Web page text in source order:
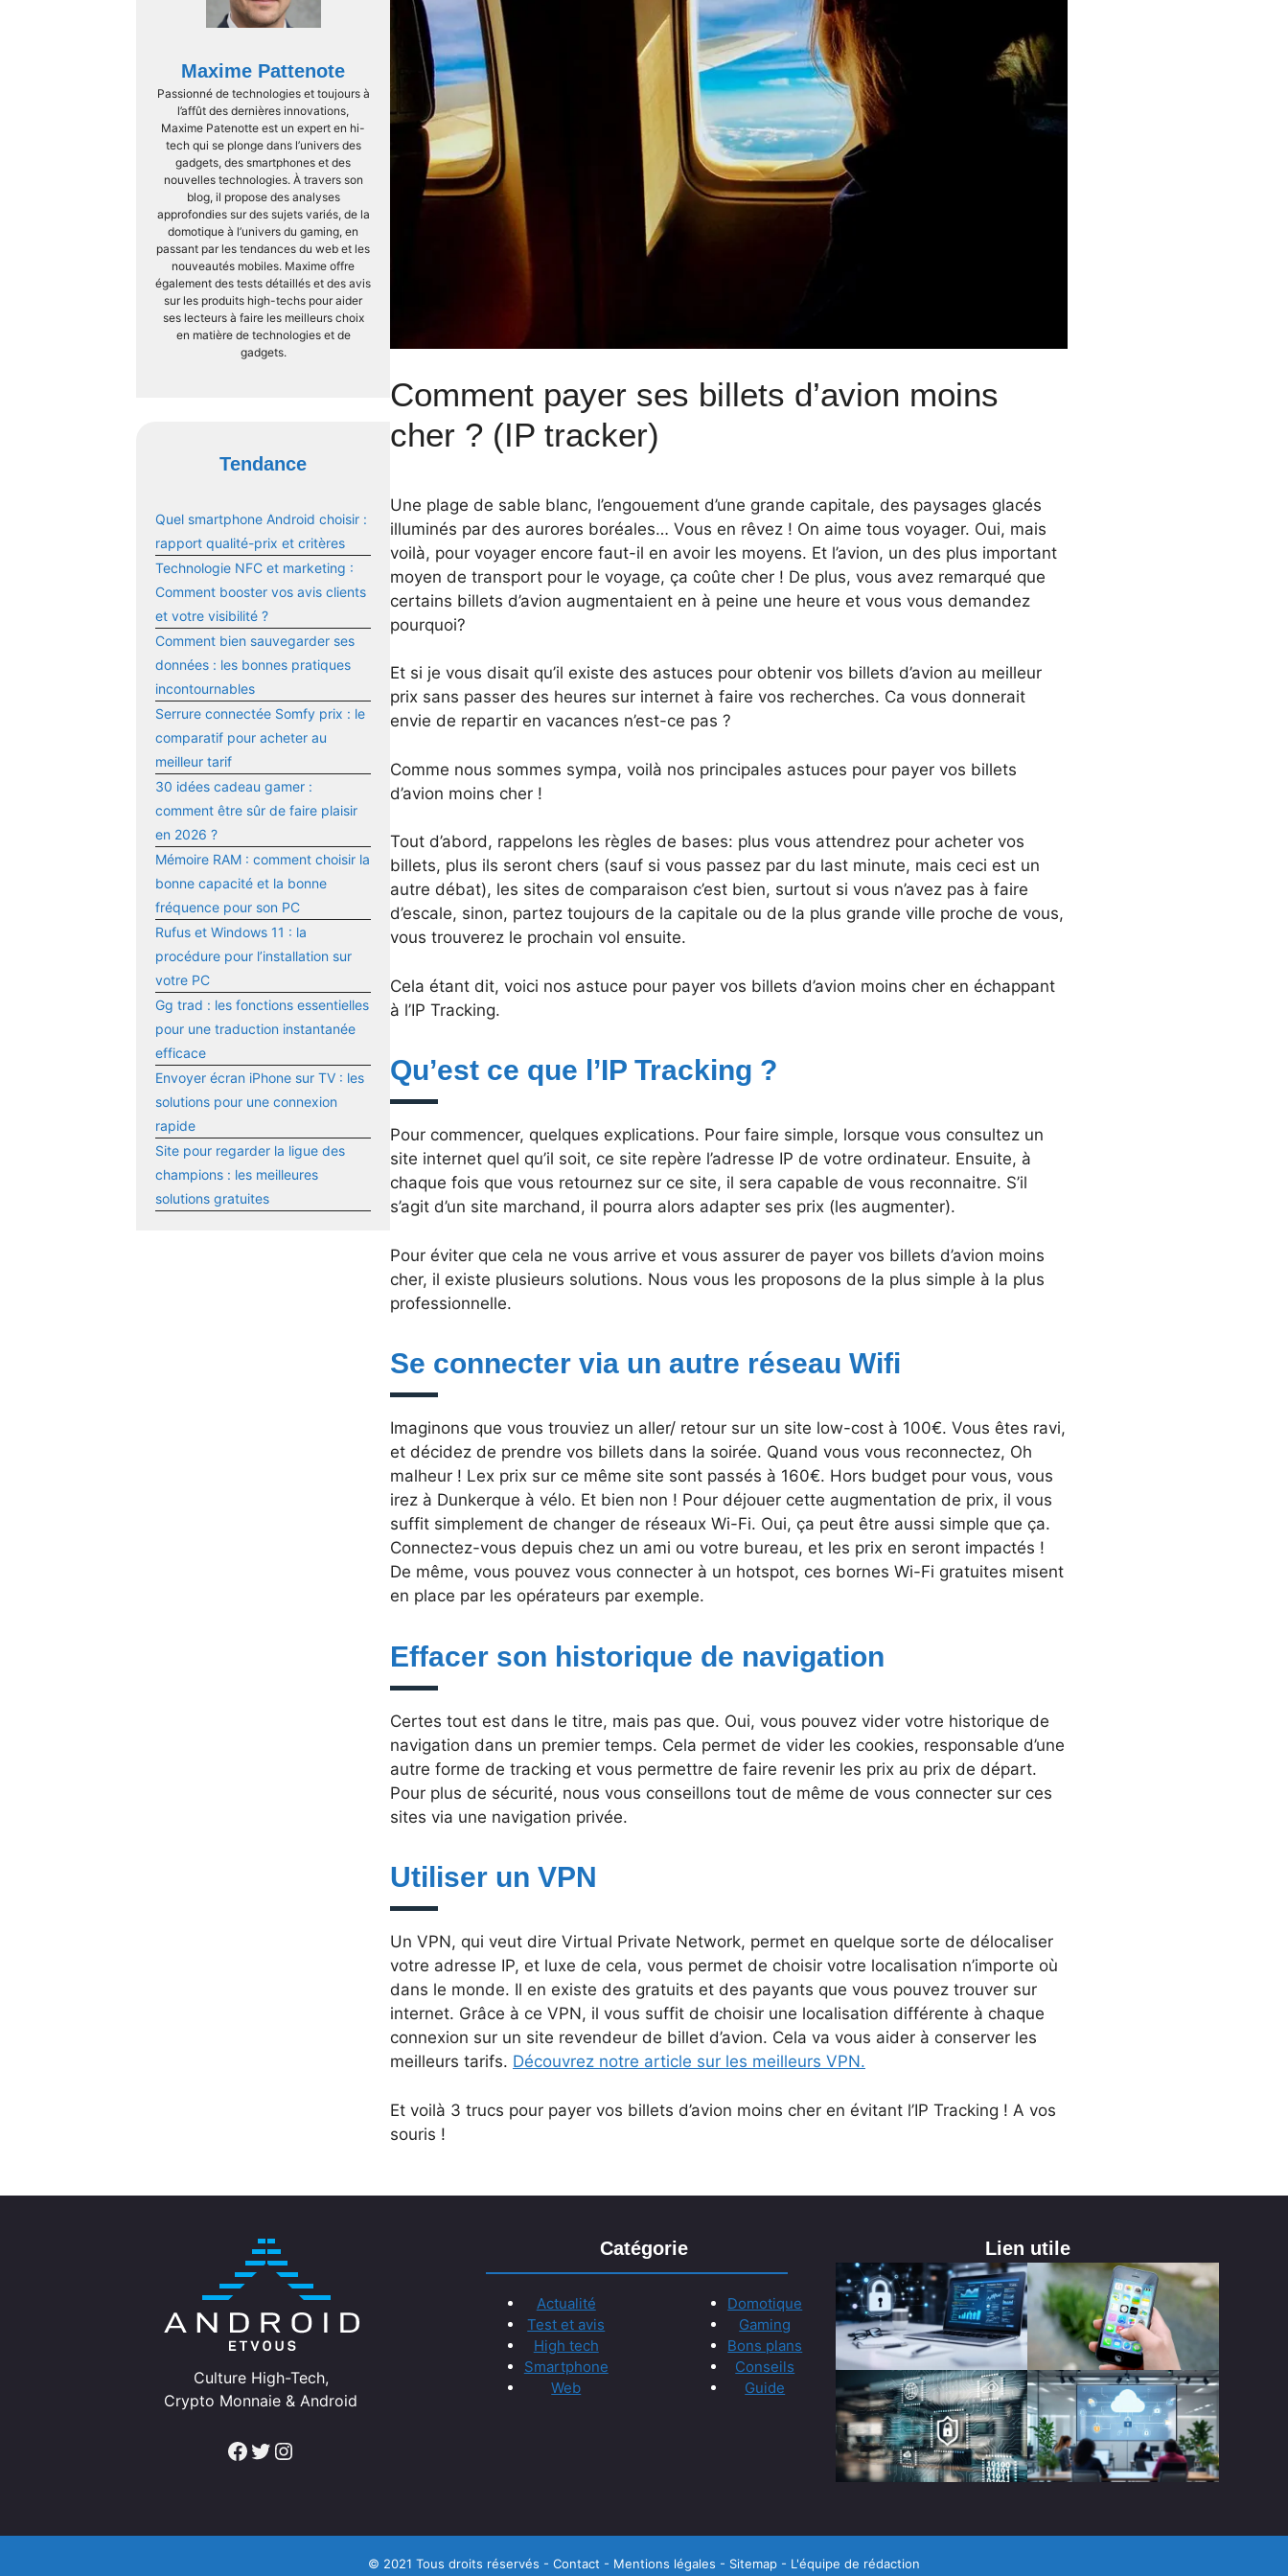
Maxime Pattenote
Passionné de technologies et toujours à
l’affût des dernières innovations,
Maxime Patenotte est un expert en hi-
tech qui se plonge dans l’univers des
gadgets, des smartphones et des
nouvelles technologies. À travers son
blog, il propose des analyses
approfondies sur des sujets variés, de la
domotique à l’univers du gaming, en
passant par les tendances du web et les
nouveautés mobiles. Maxime offre
également des tests détaillés et des avis
sur les produits high-techs pour aider
ses lecteurs à faire les meilleurs choix
en matière de technologies et de
gadgets.
Tendance
Quel smartphone Android choisir :
rapport qualité-prix et critères
Technologie NFC et marketing :
Comment booster vos avis clients
et votre visibilité ?
Comment bien sauvegarder ses
données : les bonnes pratiques
incontournables
Serrure connectée Somfy prix : le
comparatif pour acheter au
meilleur tarif
30 idées cadeau gamer :
comment être sûr de faire plaisir
en 2026 ?
Mémoire RAM : comment choisir la
bonne capacité et la bonne
fréquence pour son PC
Rufus et Windows 11 : la
procédure pour l’installation sur
votre PC
Gg trad : les fonctions essentielles
pour une traduction instantanée
efficace
Envoyer écran iPhone sur TV : les
solutions pour une connexion
rapide
Site pour regarder la ligue des
champions : les meilleures
solutions gratuites
Comment payer ses billets d’avion moins
cher ? (IP tracker)
Une plage de sable blanc, l’engouement d’une grande capitale, des paysages glacés
illuminés par des aurores boréales… Vous en rêvez ! On aime tous voyager. Oui, mais
voilà, pour voyager encore faut-il en avoir les moyens. Et l’avion, un des plus important
moyen de transport pour le voyage, ça coûte cher ! De plus, vous avez remarqué que
certains billets d’avion augmentaient en à peine une heure et vous vous demandez
pourquoi?
Et si je vous disait qu’il existe des astuces pour obtenir vos billets d’avion au meilleur
prix sans passer des heures sur internet à faire vos recherches. Ca vous donnerait
envie de repartir en vacances n’est-ce pas ?
Comme nous sommes sympa, voilà nos principales astuces pour payer vos billets
d’avion moins cher !
Tout d’abord, rappelons les règles de bases: plus vous attendrez pour acheter vos
billets, plus ils seront chers (sauf si vous passez par du last minute, mais ceci est un
autre débat), les sites de comparaison c’est bien, surtout si vous n’avez pas à faire
d’escale, sinon, partez toujours de la capitale ou de la plus grande ville proche de vous,
vous trouverez le prochain vol ensuite.
Cela étant dit, voici nos astuce pour payer vos billets d’avion moins cher en échappant
à l’IP Tracking.
Qu’est ce que l’IP Tracking ?
Pour commencer, quelques explications. Pour faire simple, lorsque vous consultez un
site internet quel qu’il soit, ce site repère l’adresse IP de votre ordinateur. Ensuite, à
chaque fois que vous retournez sur ce site, il sera capable de vous reconnaitre. S’il
s’agit d’un site marchand, il pourra alors adapter ses prix (les augmenter).
Pour éviter que cela ne vous arrive et vous assurer de payer vos billets d’avion moins
cher, il existe plusieurs solutions. Nous vous les proposons de la plus simple à la plus
professionnelle.
Se connecter via un autre réseau Wifi
Imaginons que vous trouviez un aller/ retour sur un site low-cost à 100€. Vous êtes ravi,
et décidez de prendre vos billets dans la soirée. Quand vous vous reconnectez, Oh
malheur ! Lex prix sur ce même site sont passés à 160€. Hors budget pour vous, vous
irez à Dunkerque à vélo. Et bien non ! Pour déjouer cette augmentation de prix, il vous
suffit simplement de changer de réseaux Wi-Fi. Oui, ça peut être aussi simple que ça.
Connectez-vous depuis chez un ami ou votre bureau, et les prix en seront impactés !
De même, vous pouvez vous connecter à un hotspot, ces bornes Wi-Fi gratuites misent
en place par les opérateurs par exemple.
Effacer son historique de navigation
Certes tout est dans le titre, mais pas que. Oui, vous pouvez vider votre historique de
navigation dans un premier temps. Cela permet de vider les cookies, responsable d’une
autre forme de tracking et vous permettre de faire revenir les prix au prix de départ.
Pour plus de sécurité, nous vous conseillons tout de même de vous connecter sur ces
sites via une navigation privée.
Utiliser un VPN
Un VPN, qui veut dire Virtual Private Network, permet en quelque sorte de délocaliser
votre adresse IP, et luxe de cela, vous permet de choisir votre localisation n’importe où
dans le monde. Il en existe des gratuits et des payants que vous pouvez trouver sur
internet. Grâce à ce VPN, il vous suffit de choisir une localisation différente à chaque
connexion sur un site revendeur de billet d’avion. Cela va vous aider à conserver les
meilleurs tarifs. Découvrez notre article sur les meilleurs VPN.
Et voilà 3 trucs pour payer vos billets d’avion moins cher en évitant l’IP Tracking ! A vos
souris !
Culture High-Tech,
Crypto Monnaie & Android
Facebook Twitter Instagram
Catégorie
Actualité
Test et avis
High tech
Smartphone
Web
Domotique
Gaming
Bons plans
Conseils
Guide
Lien utile
© 2021 Tous droits réservés - Contact - Mentions légales - Sitemap - L'équipe de rédaction